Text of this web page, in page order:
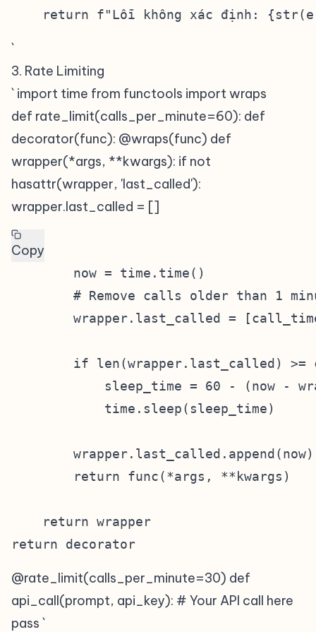
`
3. Rate Limiting
` import time from functools import wraps
def rate_limit(calls_per_minute=60): def
decorator(func): @wraps(func) def
wrapper(*args, **kwargs): if not
hasattr(wrapper, 'last_called'):
wrapper.last_called = []
Copy
        now = time.time()
# Remove calls older than 1
wrapper.last_called =
if len(wrapper.last_called) >=
sleep_time = 60 - (now -
            time.sleep(sleep_time)
        wrapper.last_called.append(now)
        return func(*args, **kwargs)
    return wrapper
@rate_limit(calls_per_minute=30) def
api_call(prompt, api_key): # Your API call here
pass `